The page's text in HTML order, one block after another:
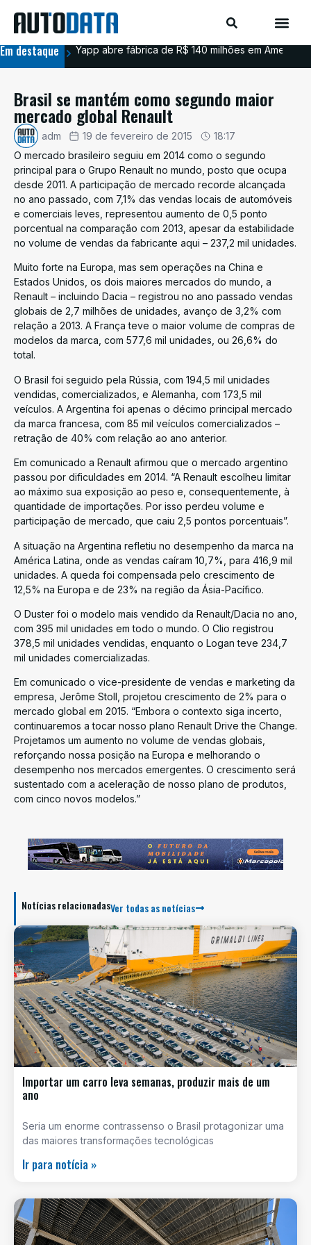
Em destaque Yapp abre fábrica de R$ 140 milhões em
Brasil se mantém como segundo maior
mercado global Renault
adm 19 de fevereiro de 2015
18:17
O mercado brasileiro seguiu em 2014 como o segundo
principal para o Grupo Renault no mundo, posto que ocupa
desde 2011. A participação de mercado recorde alcançada
no ano passado, com 7,1% das vendas locais de automóveis
e comerciais leves, representou aumento de 0,5 ponto
porcentual na comparação com 2013, apesar da estabilidade
no volume de vendas da fabricante aqui – 237,2 mil unidades.
Muito forte na Europa, mas sem operações na China e
Estados Unidos, os dois maiores mercados do mundo, a
Renault – incluindo Dacia – registrou no ano passado vendas
globais de 2,7 milhões de unidades, avanço de 3,2% com
relação a 2013. A França teve o maior volume de compras de
modelos da marca, com 577,6 mil unidades, ou 26,6% do
total.
O Brasil foi seguido pela Rússia, com 194,5 mil unidades
vendidas, comercializados, e Alemanha, com 173,5 mil
veículos. A Argentina foi apenas o décimo principal mercado
da marca francesa, com 85 mil veículos comercializados –
retração de 40% com relação ao ano anterior.
Em comunicado a Renault afirmou que o mercado argentino
passou por dificuldades em 2014. “A Renault escolheu limitar
ao máximo sua exposição ao peso e, consequentemente, à
quantidade de importações. Por isso perdeu volume e
participação de mercado, que caiu 2,5 pontos porcentuais”.
A situação na Argentina refletiu no desempenho da marca na
América Latina, onde as vendas caíram 10,7%, para 416,9 mil
unidades. A queda foi compensada pelo crescimento de
12,5% na Europa e de 23% na região da Ásia-Pacífico.
O Duster foi o modelo mais vendido da Renault/Dacia no ano,
com 395 mil unidades em todo o mundo. O Clio registrou
378,5 mil unidades vendidas, enquanto o Logan teve 234,7
mil unidades comercializadas.
Em comunicado o vice-presidente de vendas e marketing da
empresa, Jerôme Stoll, projetou crescimento de 2% para o
mercado global em 2015. “Embora o contexto siga incerto,
continuaremos a tocar nosso plano Renault Drive the Change.
Projetamos um aumento no volume de vendas globais,
reforçando nossa posição na Europa e melhorando o
desempenho nos mercados emergentes. O crescimento será
sustentado com a aceleração de nosso plano de produtos,
com cinco novos modelos.”
Notícias relacionadasVer todas as notícias
Importar um carro leva semanas, produzir mais de um
ano
Seria um enorme contrassenso o Brasil protagonizar uma
das maiores transformações tecnológicas
Ir para notícia »